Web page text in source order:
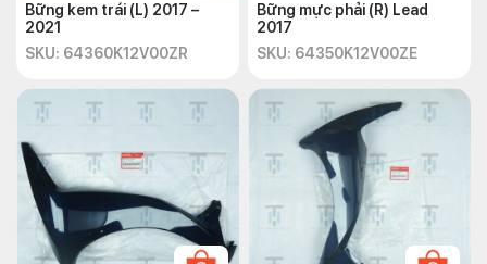
Bững kem trái (L) 2017 –
2021
SKU: 64360K12V00ZR
Bững mực phải (R) Lead
2017
SKU: 64350K12V00ZE